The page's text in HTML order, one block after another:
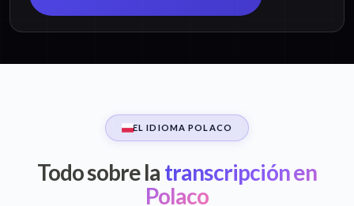
EL IDIOMA POLACO
Todo sobre la transcripción en
Polaco